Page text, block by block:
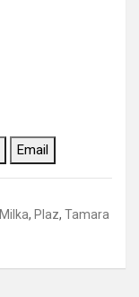
Email
Milka, Plaz, Tamara